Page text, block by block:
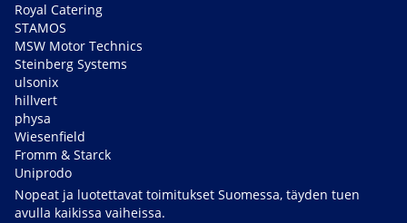
Royal Catering
STAMOS
MSW Motor Technics
Steinberg Systems
ulsonix
hillvert
physa
Wiesenfield
Fromm & Starck
Uniprodo
Nopeat ja luotettavat toimitukset Suomessa, täyden tuen
avulla kaikissa vaiheissa.